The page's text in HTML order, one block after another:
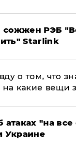
РЭБ
Starlink
о том, что
какие вещи
атаках "на
Украине